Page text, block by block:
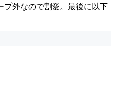
プ外なので割愛。最後に以下